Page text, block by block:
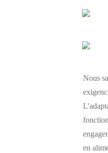
Nous
en